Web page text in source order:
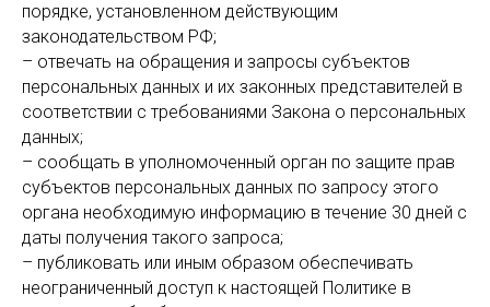
порядке, установленном действующим
законодательством РФ;
– отвечать на обращения и запросы субъектов
персональных данных и их законных представителей в
соответствии с требованиями Закона о персональных
данных;
– сообщать в уполномоченный орган по защите прав
субъектов персональных данных по запросу этого
органа необходимую информацию в течение 30 дней с
даты получения такого запроса;
– публиковать или иным образом обеспечивать
неограниченный доступ к настоящей Политике в